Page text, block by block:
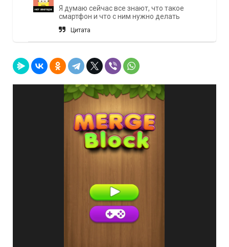
Я думаю сейчас все знают, что такое
смартфон и что с ним нужно делать
Цитата